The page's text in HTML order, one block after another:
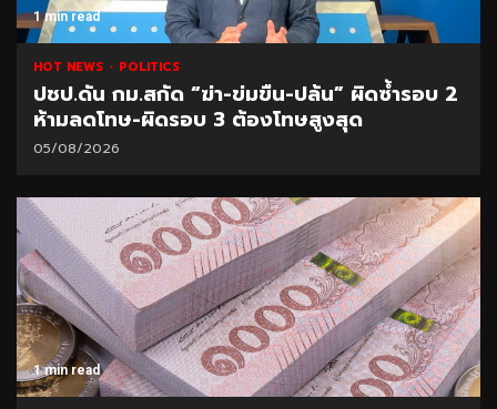
1 min read
HOT NEWS POLITICS
ปชป.ดัน กม.สกัด “ฆ่า-ข่มขืน-ปล้น” ผิดซ้ำรอบ 2
ห้ามลดโทษ-ผิดรอบ 3 ต้องโทษสูงสุด
05/08/2026
1 min read